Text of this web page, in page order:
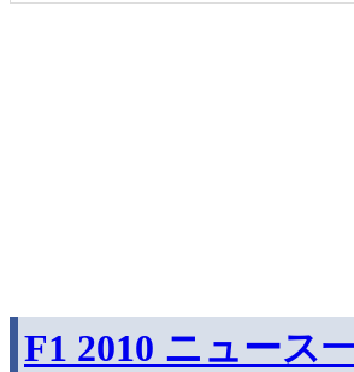
F1 2010 ニュース